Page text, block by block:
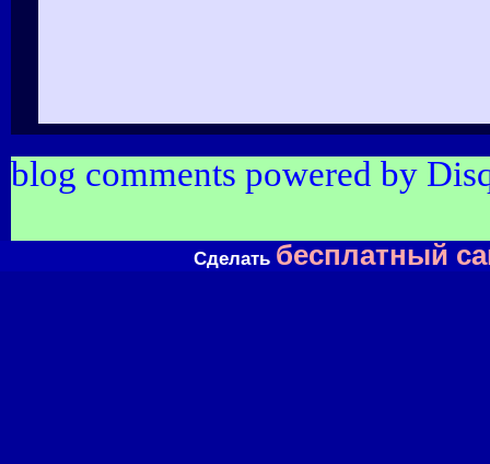
blog comments powered by
Сделать бесплатный